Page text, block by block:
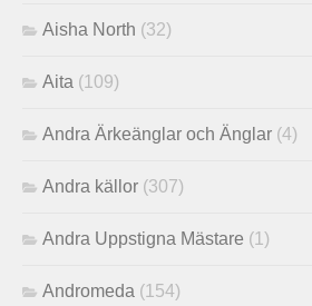
Aisha North (32)
Aita (109)
Andra Ärkeänglar och Änglar (4)
Andra källor (307)
Andra Uppstigna Mästare (1)
Andromeda (154)